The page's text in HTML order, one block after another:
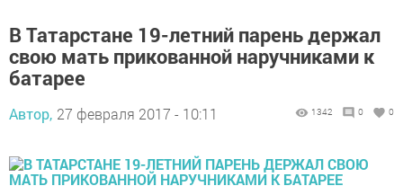
В Татарстане 19-летний парень держал
свою мать прикованной наручниками к
батарее
Автор, 27 февраля 2017 - 10:11 1342 0 0